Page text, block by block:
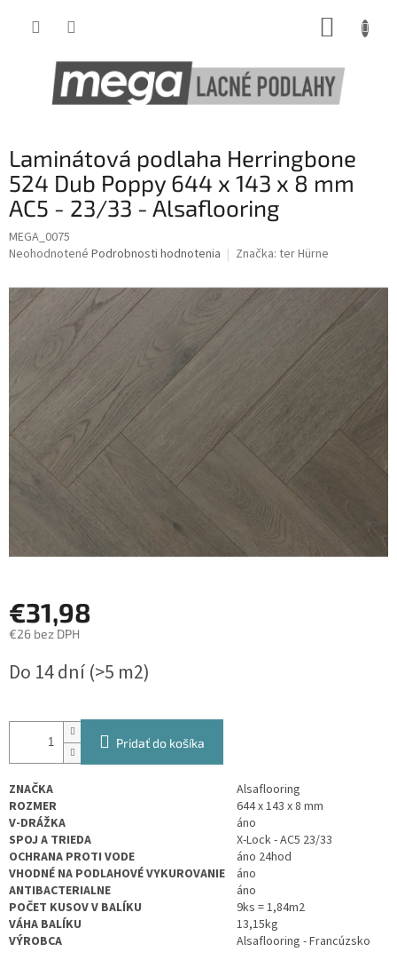
Laminátová podlaha Herringbone
524 Dub Poppy 644 x 143 x 8 mm
AC5 - 23/33 - Alsaflooring
MEGA_0075
Priemerné
produktu
je
0,0
hviezdičiek.
Neohodnotené Podrobnosti hodnotenia Značka: ter Hürne
€31,98
€26 bez DPH
cena:
Do 14 dní(>5 m2)
Pridať do košíka
ZNAČKA
Alsaflooring
ROZMER
644 x 143 x 8 mm
V-DRÁŽKA
áno
SPOJ A TRIEDA
X-Lock - AC5 23/33
OCHRANA PROTI VODE
áno 24hod
VHODNÉ NA PODLAHOVÉ VYKUROVANIE
áno
ANTIBACTERIALNE
áno
POČET KUSOV V BALÍKU
9ks =1,84m2
VÁHA BALÍKU
13,15kg
VÝROBCA
Alsaflooring - Francúzsko